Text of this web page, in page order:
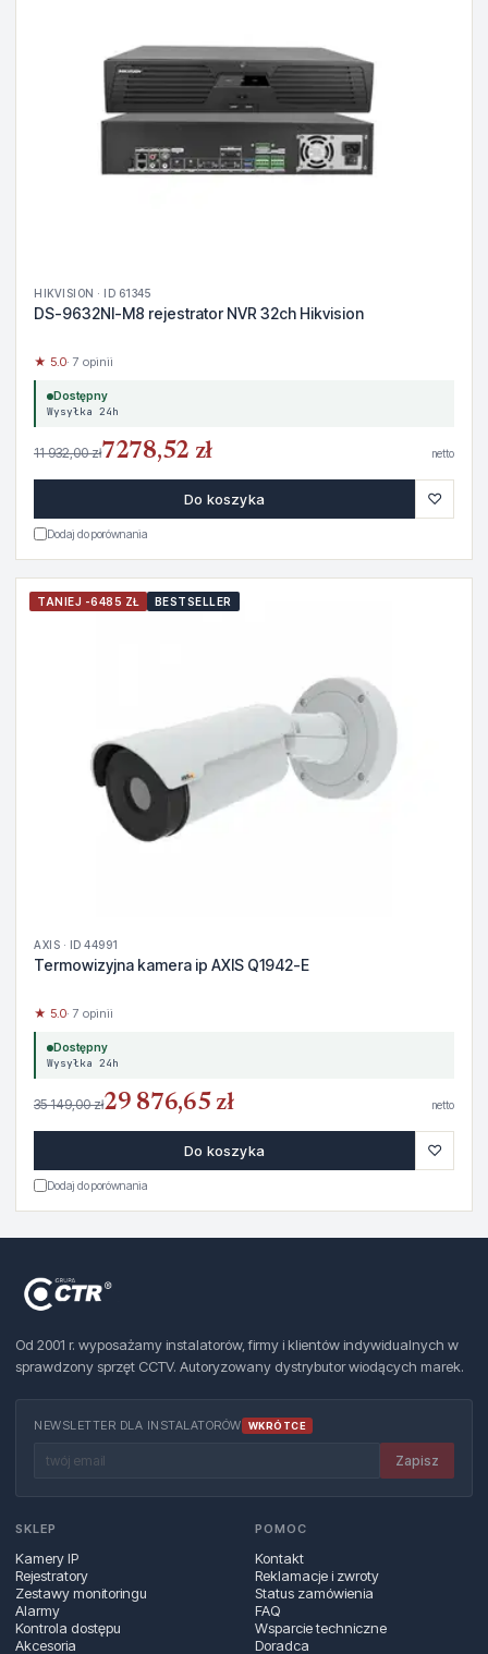
HIKVISION · ID 61345
DS-9632NI-M8 rejestrator NVR 32ch Hikvision
★ 5.0· 7 opinii
Dostępny
Wysyłka 24h
11 932,00 zł7278,52 zł netto
Do koszyka ♡
Dodaj do porównania
TANIEJ -6485 ZŁ BESTSELLER
AXIS · ID 44991
Termowizyjna kamera ip AXIS Q1942-E
★ 5.0· 7 opinii
Dostępny
Wysyłka 24h
35 149,00 zł29 876,65 zł netto
Do koszyka ♡
Dodaj do porównania
Od 2001 r. wyposażamy instalatorów, firmy i klientów indywidualnych w
sprawdzony sprzęt CCTV. Autoryzowany dystrybutor wiodących marek.
NEWSLETTER DLA INSTALATORÓW WKRÓTCE
Zapisz
SKLEP
Kamery IP
Rejestratory
Zestawy monitoringu
Alarmy
Kontrola dostępu
Akcesoria
POMOC
Kontakt
Reklamacje i zwroty
Status zamówienia
FAQ
Wsparcie techniczne
Doradca